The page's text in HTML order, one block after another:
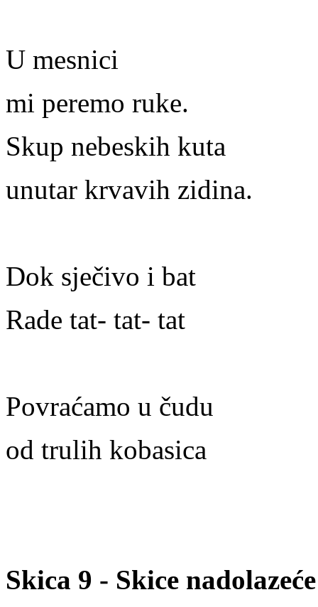
U mesnici
mi peremo ruke.
Skup nebeskih kuta
unutar krvavih zidina.
Dok sječivo i bat
Rade tat- tat- tat
Povraćamo u čudu
od trulih kobasica
Skica 9 - Skice